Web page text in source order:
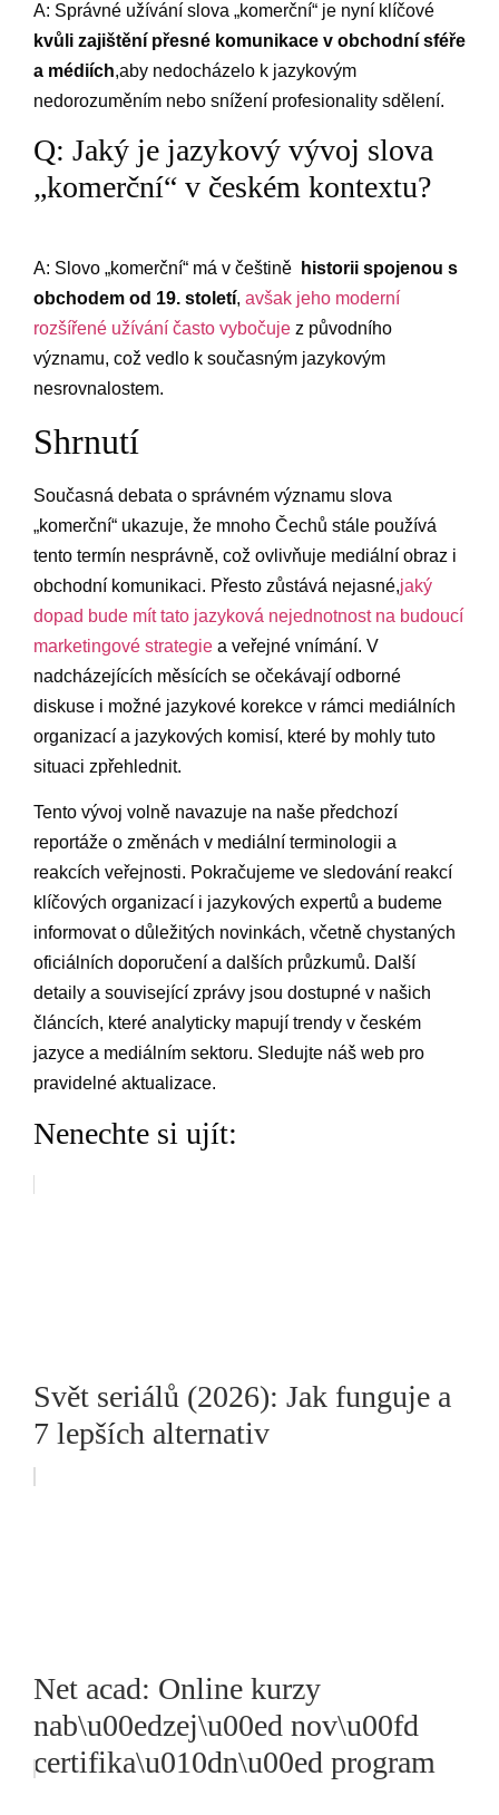
A: Správné užívání slova⁢ „komerční“ je nyní⁢ klíčové ⁣
kvůli‌ zajištění přesné komunikace v obchodní sféře⁣
a​ médiích,aby nedocházelo k jazykovým
nedorozuměním nebo snížení profesionality sdělení.
Q: Jaký je​ jazykový vývoj slova
„komerční“ v českém kontextu?
A: Slovo „komerční“ má​ v češtině ⁢
historii⁢ spojenou s
obchodem od 19. století, avšak jeho ‌moderní
rozšířené užívání často vybočuje z původního
významu, což vedlo k současným jazykovým
nesrovnalostem. ‌
Shrnutí
Současná ‌debata o správném ‍významu slova
„komerční“‌ ukazuje, že mnoho⁢ Čechů stále ​používá
tento termín nesprávně, což ovlivňuje mediální obraz i
obchodní komunikaci. Přesto zůstává nejasné,jaký
‌dopad bude⁣ mít tato jazyková nejednotnost na budoucí
marketingové strategie a veřejné vnímání. V
nadcházejících měsících se očekávají odborné
diskuse i možné jazykové ​korekce v rámci⁣ mediálních
organizací a jazykových komisí, ‌které by mohly tuto
situaci‌ zpřehlednit.
Tento vývoj volně navazuje na ⁣naše předchozí
reportáže o ⁢změnách v ‌mediální terminologii ⁤a
⁣reakcích veřejnosti. Pokračujeme ve ⁢sledování reakcí
klíčových organizací i jazykových expertů a budeme
informovat o důležitých novinkách, včetně chystaných
oficiálních doporučení a dalších průzkumů. Další
detaily a ‍související zprávy jsou ⁢dostupné v našich
článcích, které analyticky mapují trendy v českém
jazyce a mediálním sektoru. Sledujte náš web pro‌
pravidelné aktualizace.
Nenechte si ujít:
Svět seriálů (2026): Jak funguje a
7 lepších alternativ
Net acad: Online kurzy
nab\u00edzej\u00ed nov\u00fd
certifika\u010dn\u00ed program